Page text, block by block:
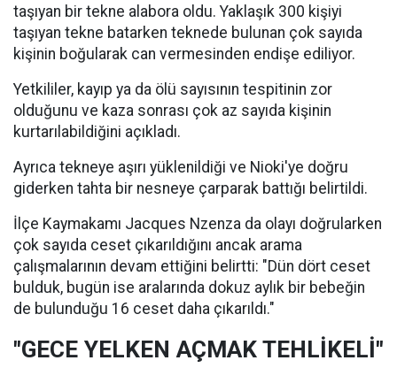
taşıyan bir tekne alabora oldu. Yaklaşık 300 kişiyi
taşıyan tekne batarken teknede bulunan çok sayıda
kişinin boğularak can vermesinden endişe ediliyor.
Yetkililer, kayıp ya da ölü sayısının tespitinin zor
olduğunu ve kaza sonrası çok az sayıda kişinin
kurtarılabildiğini açıkladı.
Ayrıca tekneye aşırı yüklenildiği ve Nioki'ye doğru
giderken tahta bir nesneye çarparak battığı belirtildi.
İlçe Kaymakamı Jacques Nzenza da olayı doğrularken
çok sayıda ceset çıkarıldığını ancak arama
çalışmalarının devam ettiğini belirtti: "Dün dört ceset
bulduk, bugün ise aralarında dokuz aylık bir bebeğin
de bulunduğu 16 ceset daha çıkarıldı."
"GECE YELKEN AÇMAK TEHLİKELİ"